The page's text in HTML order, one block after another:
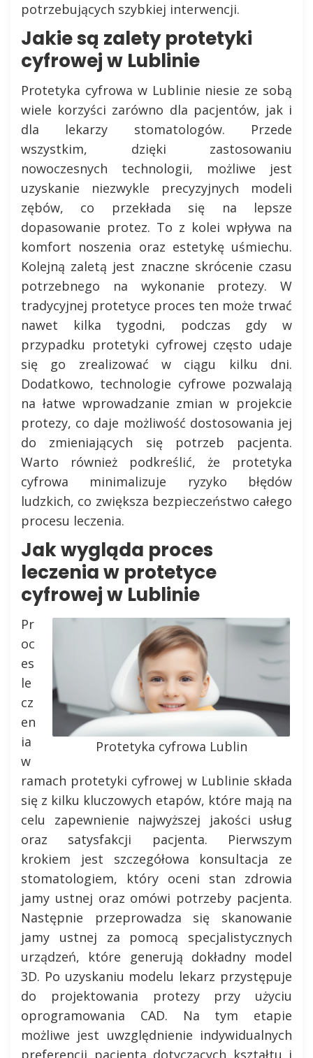
potrzebujących szybkiej interwencji.
Jakie są zalety protetyki
cyfrowej w Lublinie
Protetyka cyfrowa w Lublinie niesie ze sobą
wiele korzyści zarówno dla pacjentów, jak i
dla lekarzy stomatologów. Przede
wszystkim, dzięki zastosowaniu
nowoczesnych technologii, możliwe jest
uzyskanie niezwykle precyzyjnych modeli
zębów, co przekłada się na lepsze
dopasowanie protez. To z kolei wpływa na
komfort noszenia oraz estetykę uśmiechu.
Kolejną zaletą jest znaczne skrócenie czasu
potrzebnego na wykonanie protezy. W
tradycyjnej protetyce proces ten może trwać
nawet kilka tygodni, podczas gdy w
przypadku protetyki cyfrowej często udaje
się go zrealizować w ciągu kilku dni.
Dodatkowo, technologie cyfrowe pozwalają
na łatwe wprowadzanie zmian w projekcie
protezy, co daje możliwość dostosowania jej
do zmieniających się potrzeb pacjenta.
Warto również podkreślić, że protetyka
cyfrowa minimalizuje ryzyko błędów
ludzkich, co zwiększa bezpieczeństwo całego
procesu leczenia.
Jak wygląda proces
leczenia w protetyce
cyfrowej w Lublinie
Protetyka cyfrowa Lublin
Pr
oc
es
le
cz
en
ia
w
ramach protetyki cyfrowej w Lublinie składa
się z kilku kluczowych etapów, które mają na
celu zapewnienie najwyższej jakości usług
oraz satysfakcji pacjenta. Pierwszym
krokiem jest szczegółowa konsultacja ze
stomatologiem, który oceni stan zdrowia
jamy ustnej oraz omówi potrzeby pacjenta.
Następnie przeprowadza się skanowanie
jamy ustnej za pomocą specjalistycznych
urządzeń, które generują dokładny model
3D. Po uzyskaniu modelu lekarz przystępuje
do projektowania protezy przy użyciu
oprogramowania CAD. Na tym etapie
możliwe jest uwzględnienie indywidualnych
preferencji pacjenta dotyczących kształtu i